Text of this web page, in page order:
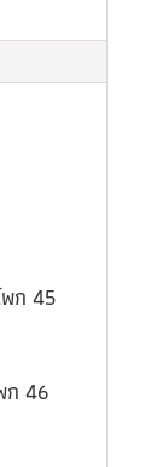
ก 45
ก 46